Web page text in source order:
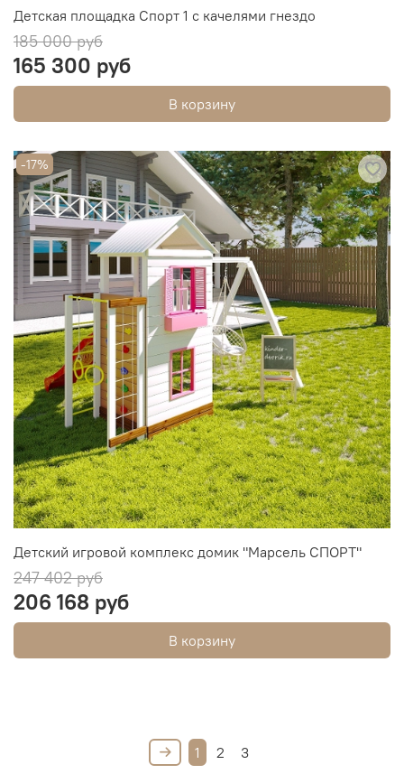
Детская площадка Спорт 1 с качелями гнездо
185 000 руб
165 300 руб
В корзину
-17%
Детский игровой комплекс домик "Марсель СПОРТ"
247 402 руб
206 168 руб
В корзину
1 2 3